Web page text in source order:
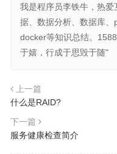
我是程序员李铁牛，热
据、数据分析、数据库、
docker等知识总结。
于嬉，行成于思毁于随"
上一篇
什么是RAID?
下一篇
服务健康检查简介